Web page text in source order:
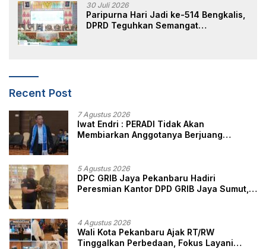
30 Juli 2026
Paripurna Hari Jadi ke-514 Bengkalis,
DPRD Teguhkan Semangat
Recent Post
7 Agustus 2026
Iwat Endri : PERADI Tidak Akan
Membiarkan Anggotanya Berjuang
5 Agustus 2026
DPC GRIB Jaya Pekanbaru Hadiri
Peresmian Kantor DPD GRIB Jaya Sumut,
4 Agustus 2026
Wali Kota Pekanbaru Ajak RT/RW
Tinggalkan Perbedaan, Fokus Layani